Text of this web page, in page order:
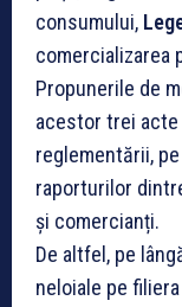
consumului,
comercializarea
Propunerile de
acestor trei
reglementării,
raporturilor
și comercianți.
De altfel, pe
neloiale pe